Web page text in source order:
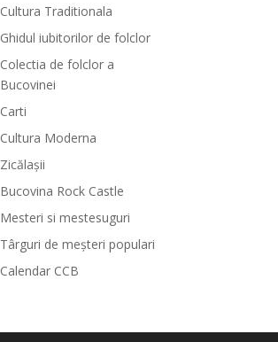
Cultura Traditionala
Ghidul iubitorilor de folclor
Colectia de folclor a
Bucovinei
Carti
Cultura Moderna
Zicălașii
Bucovina Rock Castle
Mesteri si mestesuguri
Târguri de meșteri populari
Calendar CCB